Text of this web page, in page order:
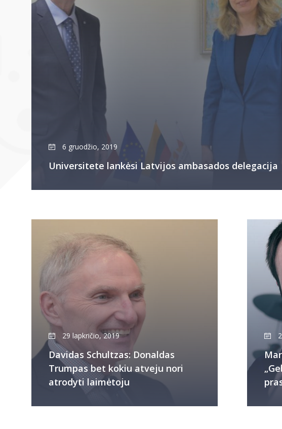
6 gruodžio, 2019
Universitete lankėsi Latvijos ambasados delegacija
29 lapkričio, 2019
Davidas Schultzas: Donaldas
Trumpas bet kokiu atveju nori
atrodyti laimėtoju